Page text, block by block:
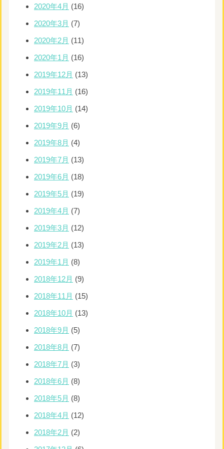
2020年4月 (16)
2020年3月 (7)
2020年2月 (11)
2020年1月 (16)
2019年12月 (13)
2019年11月 (16)
2019年10月 (14)
2019年9月 (6)
2019年8月 (4)
2019年7月 (13)
2019年6月 (18)
2019年5月 (19)
2019年4月 (7)
2019年3月 (12)
2019年2月 (13)
2019年1月 (8)
2018年12月 (9)
2018年11月 (15)
2018年10月 (13)
2018年9月 (5)
2018年8月 (7)
2018年7月 (3)
2018年6月 (8)
2018年5月 (8)
2018年4月 (12)
2018年2月 (2)